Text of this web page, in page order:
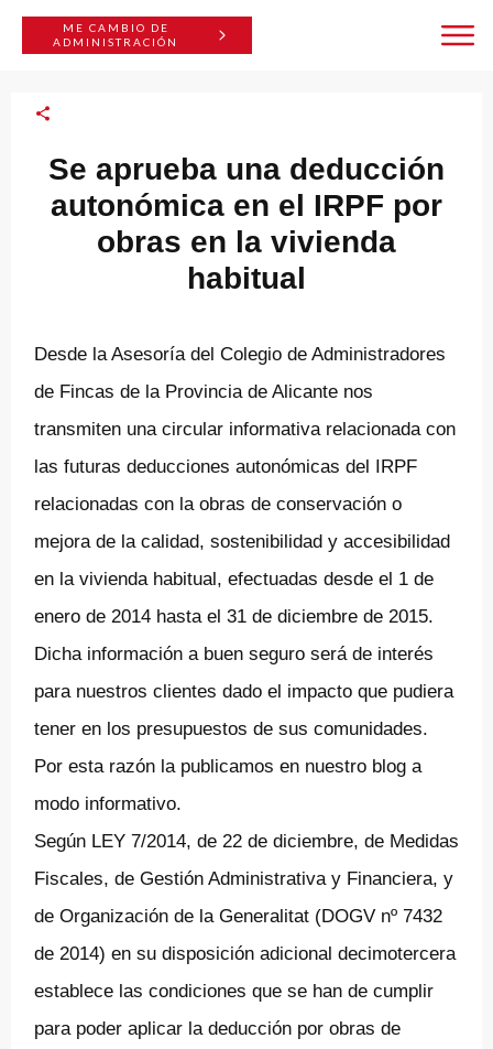
ME CAMBIO DE
ADMINISTRACIÓN
Se aprueba una deducción
autonómica en el IRPF por
obras en la vivienda
habitual
Desde la Asesoría del Colegio de Administradores
de Fincas de la Provincia de Alicante nos
transmiten una circular informativa relacionada con
las futuras deducciones autonómicas del IRPF
relacionadas con la obras de conservación o
mejora de la calidad, sostenibilidad y accesibilidad
en la vivienda habitual, efectuadas desde el 1 de
enero de 2014 hasta el 31 de diciembre de 2015.
Dicha información a buen seguro será de interés
para nuestros clientes dado el impacto que pudiera
tener en los presupuestos de sus comunidades.
Por esta razón la publicamos en nuestro blog a
modo informativo.
Según LEY 7/2014, de 22 de diciembre, de Medidas
Fiscales, de Gestión Administrativa y Financiera, y
de Organización de la Generalitat (DOGV nº 7432
de 2014) en su disposición adicional decimotercera
establece las condiciones que se han de cumplir
para poder aplicar la deducción por obras de